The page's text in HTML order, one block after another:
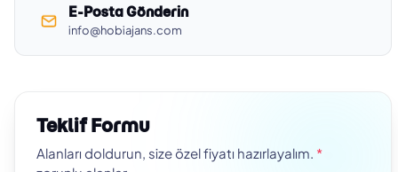
E-Posta Gönderin
info@hobiajans.com
Teklif Formu
Alanları doldurun, size özel fiyatı hazırlayalım. *